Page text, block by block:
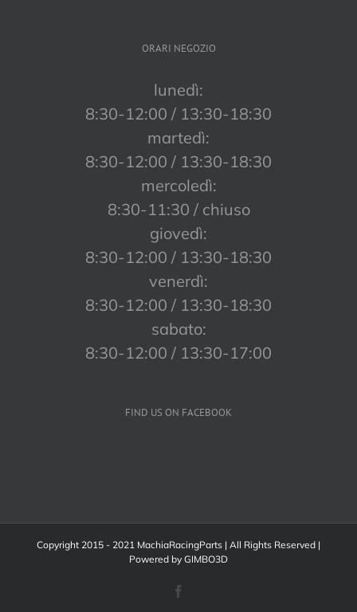
ORARI NEGOZIO
lunedì:
8:30-12:00 / 13:30-18:30
martedì:
8:30-12:00 / 13:30-18:30
mercoledì:
8:30-11:30 / chiuso
giovedì:
8:30-12:00 / 13:30-18:30
venerdì:
8:30-12:00 / 13:30-18:30
sabato:
8:30-12:00 / 13:30-17:00
FIND US ON FACEBOOK
Copyright 2015 - 2021 MachiaRacingParts | All Rights Reserved |
Powered by GIMBO3D